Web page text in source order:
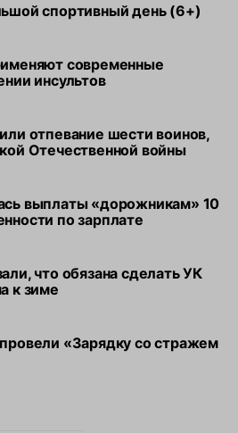
спортивный день (6+)
современные
инсультов
отпевание шести воинов,
Отечественной войны
выплаты «дорожникам» 10
по зарплате
что обязана сделать УК
к зиме
«Зарядку со стражем